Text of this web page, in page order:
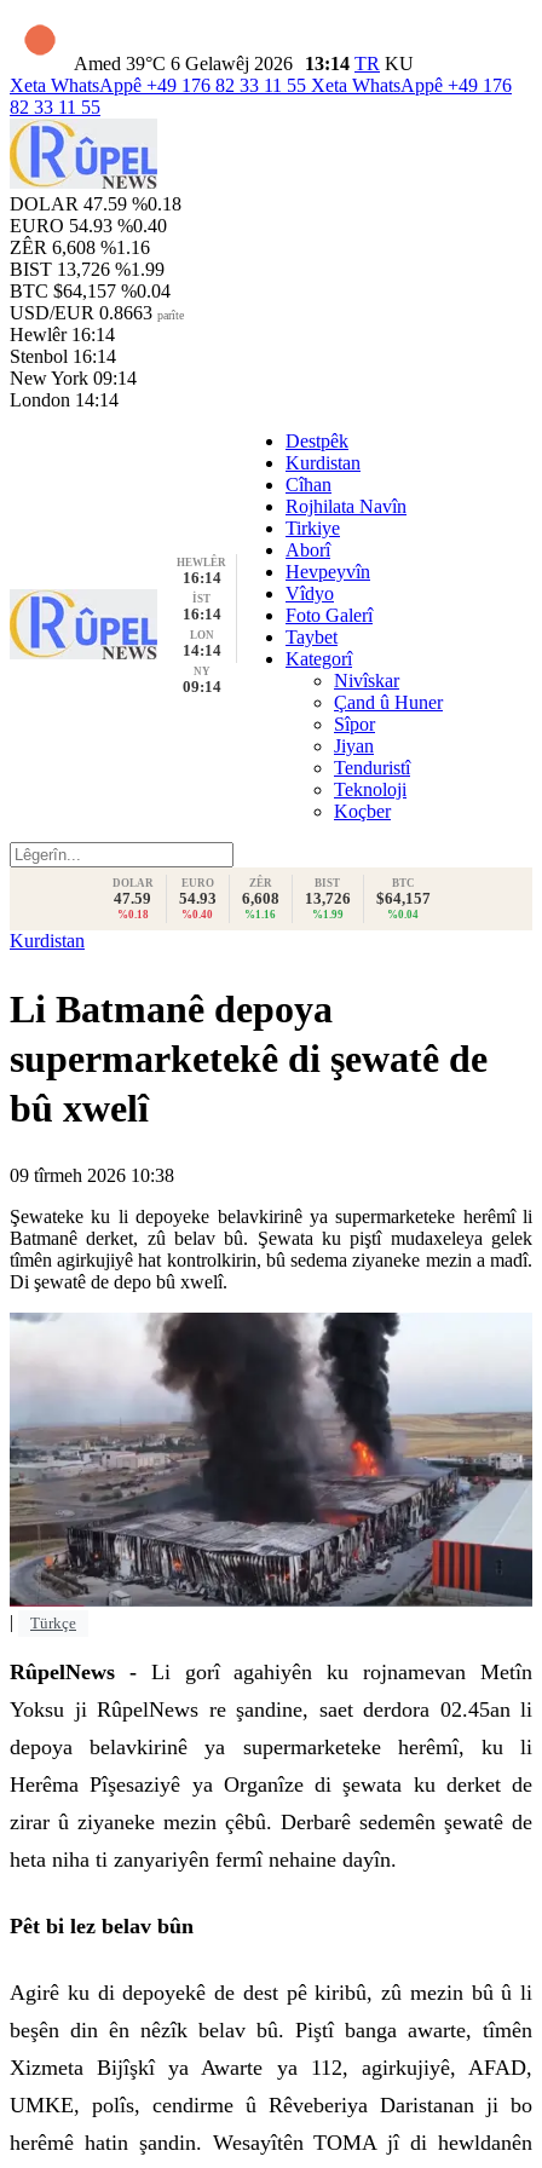
Amed 39°C 6 Gelawêj 2026 13:14 TR KU
Xeta WhatsAppê +49 176 82 33 11 55 Xeta WhatsAppê +49 176
82 33 11 55
DOLAR 47.59 %0.18
EURO 54.93 %0.40
ZÊR 6,608 %1.16
BIST 13,726 %1.99
BTC $64,157 %0.04
USD/EUR 0.8663 parîte
Hewlêr 16:14
Stenbol 16:14
New York 09:14
London 14:14
HEWLÊR
16:14
İST
16:14
LON
14:14
NY
09:14
Destpêk
Kurdistan
Cîhan
Rojhilata Navîn
Tirkiye
Aborî
Hevpeyvîn
Vîdyo
Foto Galerî
Taybet
Kategorî
Nivîskar
Çand û Huner
Sîpor
Jiyan
Tenduristî
Teknoloji
Koçber
DOLAR
47.59
%0.18
EURO
54.93
%0.40
ZÊR
6,608
%1.16
BIST
13,726
%1.99
BTC
$64,157
%0.04
Kurdistan
Li Batmanê depoya
supermarketekê di şewatê de
bû xwelî
09 tîrmeh 2026 10:38
Şewateke ku li depoyeke belavkirinê ya supermarketeke herêmî li
Batmanê derket, zû belav bû. Şewata ku piştî mudaxeleya gelek
tîmên agirkujiyê hat kontrolkirin, bû sedema ziyaneke mezin a madî.
Di şewatê de depo bû xwelî.
| Türkçe
RûpelNews -Li gorî agahiyên ku rojnamevan Metîn
Yoksu ji RûpelNews re şandine, saet derdora 02.45an li
depoya belavkirinê ya supermarketeke herêmî, ku li
Herêma Pîşesaziyê ya Organîze di şewata ku derket de
zirar û ziyaneke mezin çêbû. Derbarê sedemên şewatê de
heta niha ti zanyariyên fermî nehaine dayîn.
Pêt bi lez belav bûn
Agirê ku di depoyekê de dest pê kiribû, zû mezin bû û li
beşên din ên nêzîk belav bû. Piştî banga awarte, tîmên
Xizmeta Bijîşkî ya Awarte ya 112, agirkujiyê, AFAD,
UMKE, polîs, cendirme û Rêveberiya Daristanan ji bo
herêmê hatin şandin. Wesayîtên TOMA jî di hewldanên